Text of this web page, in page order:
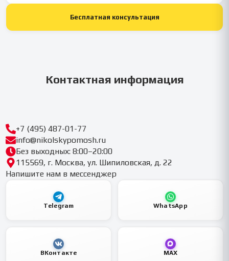
Бесплатная консультация
Контактная информация
+7 (495) 487-01-77
info@nikolskypomosh.ru
Без выходных: 8:00–20:00
115569, г. Москва, ул. Шипиловская, д. 22
Напишите нам в мессенджер
Telegram WhatsApp
ВКонтакте MAX